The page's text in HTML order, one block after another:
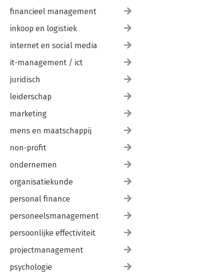
financieel management
inkoop en logistiek
internet en social media
it-management / ict
juridisch
leiderschap
marketing
mens en maatschappij
non-profit
ondernemen
organisatiekunde
personal finance
personeelsmanagement
persoonlijke effectiviteit
projectmanagement
psychologie